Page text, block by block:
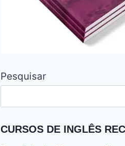
Pesquisar
CURSOS DE INGLÊS